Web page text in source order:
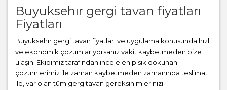
Buyuksehır gergi tavan fiyatları
Fiyatları
Buyuksehır gergi tavan fiyatları ve uygulama konusunda hızlı
ve ekonomik çözüm arıyorsanız vakit kaybetmeden bize
ulaşın. Ekibimiz tarafından ince elenip sık dokunan
çözümlerimiz ile zaman kaybetmeden zamanında teslimat
ile, var olan tüm gergitavan gereksinimlerinizi